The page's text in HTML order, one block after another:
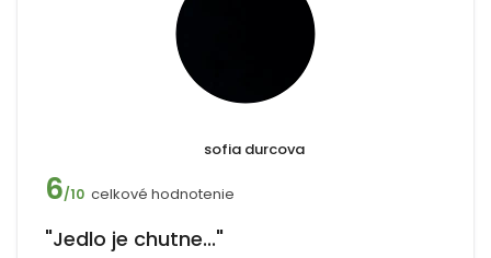
sofia durcova
6/10 celkové hodnotenie
"Jedlo je chutne..."